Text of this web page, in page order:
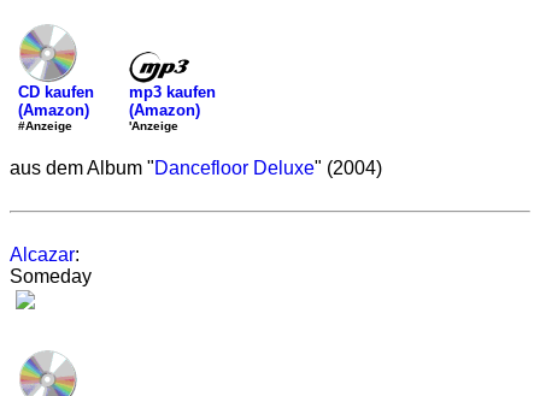
CD kaufen
(Amazon)
#Anzeige
mp3 kaufen
(Amazon)
'Anzeige
aus dem Album "Dancefloor Deluxe" (2004)
Alcazar:
Someday